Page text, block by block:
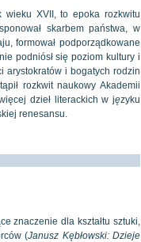
wieku XVII, to epoka rozkwitu
skarbem państwa, w
formował podporządkowane
podniósł się poziom kultury i
arystokratów i bogatych rodzin
rozkwit naukowy Akademii
dzieł literackich w języku
renesansu.
znaczenie dla kształtu sztuki,
(Janusz Kębłowski: Dzieje